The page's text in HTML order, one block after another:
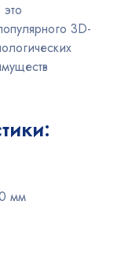
3D-
мм